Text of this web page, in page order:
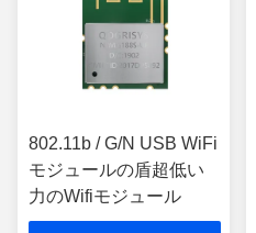
802.11b / G/N USB WiFi
モジュールの盾超低い
力のWifiモジュール